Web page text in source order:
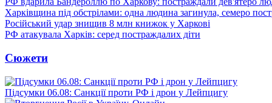
Харківщина під обстрілами: одна людина загинула, семеро
Російський удар знищив 8 млн книжок у Харкові
РФ атакувала Харків: серед постраждалих діти
Сюжети
Підсумки 06.08: Санкції проти РФ і дрон у Лейпцигу